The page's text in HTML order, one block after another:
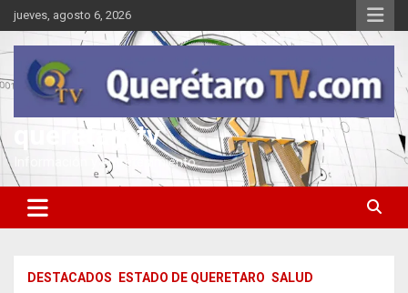
Saltar
al
contenido
jueves, agosto 6, 2026
queretarotv
Información y entretenimiento
DESTACADOS ESTADO DE QUERETARO SALUD